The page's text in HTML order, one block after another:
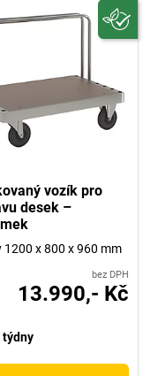
vozík pro
desek –
1200 x 800 x 960 mm
bez DPH
13.990,- Kč
týdny